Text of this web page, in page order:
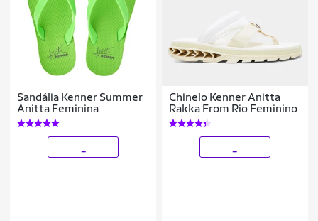
Sandália Kenner Summer
Anitta Feminina
Chinelo Kenner Anitta
Rakka From Rio Feminino